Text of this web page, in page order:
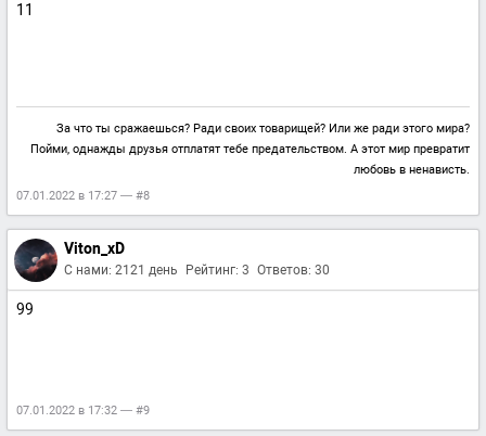
11
За что ты сражаешься? Ради своих товарищей? Или же ради этого мира?
Пойми, однажды друзья отплатят тебе предательством. А этот мир превратит
любовь в ненависть.
07.01.2022 в 17:27 — #8
Viton_xD
С нами: 2121 день Рейтинг: 3 Ответов: 30
99
07.01.2022 в 17:32 — #9